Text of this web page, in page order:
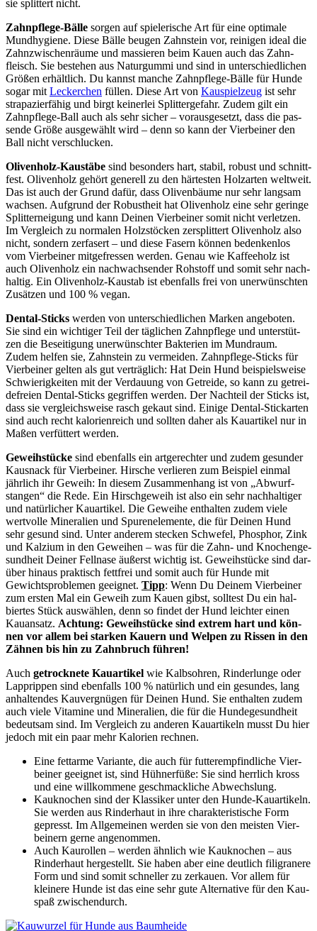
sie split­tert nicht.
Zahn­pfle­ge-Bäl­le sor­gen auf spie­le­ri­sche Art für eine opti­ma­le
Mund­hy­gie­ne. Die­se Bäl­le beu­gen Zahn­stein vor, rei­ni­gen ide­al die
Zahn­zwi­schen­räu­me und mas­sie­ren beim Kau­en auch das Zahn­
fleisch. Sie bestehen aus Natur­gum­mi und sind in unter­schied­li­chen
Grö­ßen erhält­lich. Du kannst man­che Zahn­pfle­ge-Bäl­le für Hun­de
sogar mit Lecker­chen fül­len. Die­se Art von Kau­spiel­zeug ist sehr
stra­pa­zier­fä­hig und birgt kei­ner­lei Split­ter­ge­fahr. Zudem gilt ein
Zahn­pfle­ge-Ball auch als sehr sicher – vor­aus­ge­setzt, dass die pas­
sen­de Grö­ße aus­ge­wählt wird – denn so kann der Vier­bei­ner den
Ball nicht ver­schlu­cken.
Oli­ven­holz-Kau­stä­be sind beson­ders hart, sta­bil, robust und schnitt­
fest. Oli­ven­holz gehört gene­rell zu den här­tes­ten Holz­ar­ten welt­weit.
Das ist auch der Grund dafür, dass Oli­ven­bäu­me nur sehr lang­sam
wach­sen. Auf­grund der Robust­heit hat Oli­ven­holz eine sehr gerin­ge
Split­ter­nei­gung und kann Dei­nen Vier­bei­ner somit nicht ver­let­zen.
Im Ver­gleich zu nor­ma­len Holz­stö­cken zer­split­tert Oli­ven­holz also
nicht, son­dern zer­fa­sert – und die­se Fasern kön­nen beden­ken­los
vom Vier­bei­ner mit­ge­fres­sen wer­den. Genau wie Kaf­fee­holz ist
auch Oli­ven­holz ein nach­wach­sen­der Roh­stoff und somit sehr nach­
hal­tig. Ein Oli­ven­holz-Kau­stab ist eben­falls frei von uner­wünsch­ten
Zusät­zen und 100 % vegan.
Den­tal-Sticks wer­den von unter­schied­li­chen Mar­ken ange­bo­ten.
Sie sind ein wich­ti­ger Teil der täg­li­chen Zahn­pfle­ge und unter­stüt­
zen die Besei­ti­gung uner­wünsch­ter Bak­te­ri­en im Mund­raum.
Zudem hel­fen sie, Zahn­stein zu ver­mei­den. Zahn­pfle­ge-Sticks für
Vier­bei­ner gel­ten als gut ver­träg­lich: Hat Dein Hund bei­spiels­wei­se
Schwie­rig­kei­ten mit der Ver­dau­ung von Getrei­de, so kann zu getrei­
de­frei­en Den­tal-Sticks gegrif­fen wer­den. Der Nach­teil der Sticks ist,
dass sie ver­gleichs­wei­se rasch gekaut sind. Eini­ge Den­tal-Stick­ar­ten
sind auch recht kalo­rien­reich und soll­ten daher als Kau­ar­ti­kel nur in
Maßen ver­füt­tert wer­den.
Geweih­stü­cke sind eben­falls ein art­ge­rech­ter und zudem gesun­der
Kaus­nack für Vier­bei­ner. Hir­sche ver­lie­ren zum Bei­spiel ein­mal
jähr­lich ihr Geweih: In die­sem Zusam­men­hang ist von „Abwurf­
stan­gen“ die Rede. Ein Hirsch­ge­weih ist also ein sehr nach­hal­ti­ger
und natür­li­cher Kau­ar­ti­kel. Die Gewei­he ent­hal­ten zudem vie­le
wert­vol­le Mine­ra­li­en und Spu­ren­ele­men­te, die für Dei­nen Hund
sehr gesund sind. Unter ande­rem ste­cken Schwe­fel, Phos­phor, Zink
und Kal­zi­um in den Gewei­hen – was für die Zahn- und Kno­chen­ge­
sund­heit Dei­ner Fell­na­se äußerst wich­tig ist. Geweih­stü­cke sind dar­
über hin­aus prak­tisch fett­frei und somit auch für Hun­de mit
Gewichts­pro­ble­men geeig­net. Tipp: Wenn Du Dei­nem Vier­bei­ner
zum ers­ten Mal ein Geweih zum Kau­en gibst, soll­test Du ein hal­
bier­tes Stück aus­wäh­len, denn so fin­det der Hund leich­ter einen
Kau­an­satz. Ach­tung: Geweih­stü­cke sind extrem hart und kön­
nen vor allem bei star­ken Kau­ern und Wel­pen zu Ris­sen in den
Zäh­nen bis hin zu Zahn­bruch füh­ren!
Auch getrock­ne­te Kau­ar­ti­kel wie Kalbs­oh­ren, Rin­der­lun­ge oder
Lapp­rip­pen sind eben­falls 100 % natür­lich und ein gesun­des, lang
anhal­ten­des Kau­ver­gnü­gen für Dei­nen Hund. Sie ent­hal­ten zudem
auch vie­le Vit­ami­ne und Mine­ra­li­en, die für die Hun­de­ge­sund­heit
bedeut­sam sind. Im Ver­gleich zu ande­ren Kau­ar­ti­keln musst Du hier
jedoch mit ein paar mehr Kalo­rien rech­nen.
Eine fett­ar­me Vari­an­te, die auch für fut­ter­emp­find­li­che Vier­
bei­ner geeig­net ist, sind Hüh­ner­fü­ße: Sie sind herr­lich kross
und eine will­kom­me­ne geschmack­li­che Abwechs­lung.
Kau­kno­chen sind der Klas­si­ker unter den Hun­de-Kau­ar­ti­keln.
Sie wer­den aus Rin­der­haut in ihre cha­rak­te­ris­ti­sche Form
gepresst. Im All­ge­mei­nen wer­den sie von den meis­ten Vier­
bei­nern ger­ne ange­nom­men.
Auch Kau­rol­len – wer­den ähn­lich wie Kau­kno­chen – aus
Rin­der­haut her­ge­stellt. Sie haben aber eine deut­lich fili­gra­ne­re
Form und sind somit schnel­ler zu zer­kau­en. Vor allem für
klei­ne­re Hun­de ist das eine sehr gute Alter­na­ti­ve für den Kau­
spaß zwi­schen­durch.